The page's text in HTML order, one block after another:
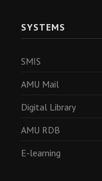
SYSTEMS
SMIS
AMU Mail
Digital Library
AMU RDB
E-learning